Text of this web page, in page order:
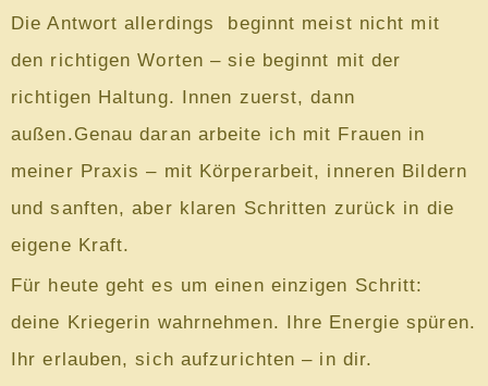
Die Antwort allerdings beginnt meist nicht mit
den richtigen Worten – sie beginnt mit der
richtigen Haltung. Innen zuerst, dann
außen.Genau daran arbeite ich mit Frauen in
meiner Praxis – mit Körperarbeit, inneren Bildern
und sanften, aber klaren Schritten zurück in die
eigene Kraft.
Für heute geht es um einen einzigen Schritt:
deine Kriegerin wahrnehmen. Ihre Energie spüren.
Ihr erlauben, sich aufzurichten – in dir.